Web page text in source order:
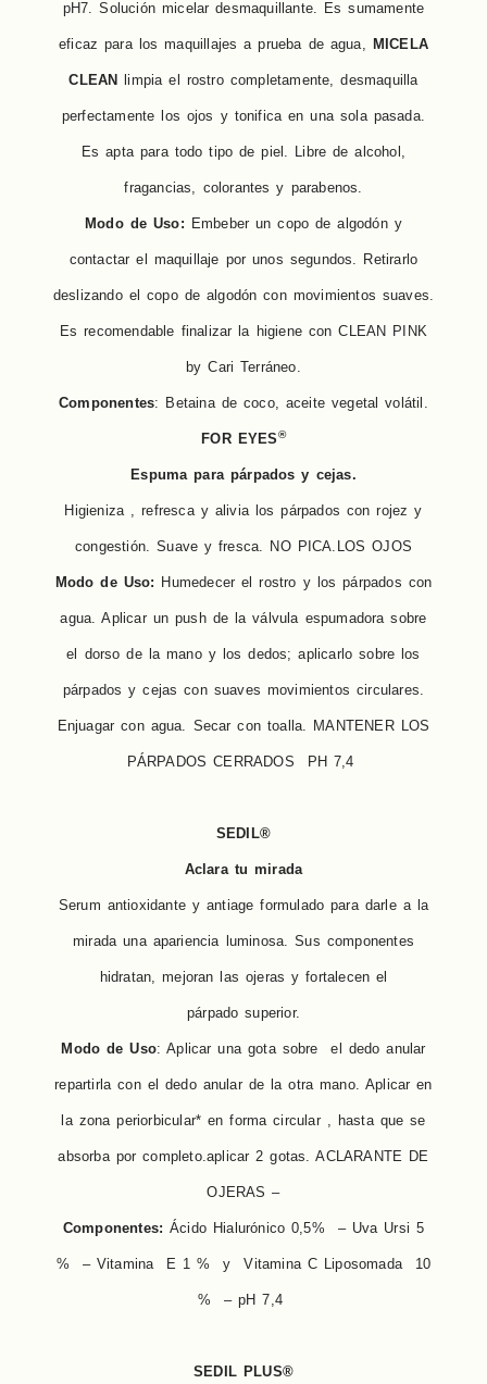
pH7. Solución micelar desmaquillante. Es sumamente
eficaz para los maquillajes a prueba de agua, MICELA
CLEAN limpia el rostro completamente, desmaquilla
perfectamente los ojos y tonifica en una sola pasada.
Es apta para todo tipo de piel. Libre de alcohol,
fragancias, colorantes y parabenos.
Modo de Uso: Embeber un copo de algodón y
contactar el maquillaje por unos segundos. Retirarlo
deslizando el copo de algodón con movimientos suaves.
Es recomendable finalizar la higiene con CLEAN PINK
by Cari Terráneo.
Componentes: Betaina de coco, aceite vegetal volátil.
FOR EYES®
Espuma para párpados y cejas.
Higieniza , refresca y alivia los párpados con rojez y
congestión. Suave y fresca. NO PICA.LOS OJOS
Modo de Uso: Humedecer el rostro y los párpados con
agua. Aplicar un push de la válvula espumadora sobre
el dorso de la mano y los dedos; aplicarlo sobre los
párpados y cejas con suaves movimientos circulares.
Enjuagar con agua. Secar con toalla. MANTENER LOS
PÁRPADOS CERRADOS PH 7,4
SEDIL®
Aclara tu mirada
Serum antioxidante y antiage formulado para darle a la
mirada una apariencia luminosa. Sus componentes
hidratan, mejoran las ojeras y fortalecen el
párpado superior.
Modo de Uso: Aplicar una gota sobre el dedo anular
repartirla con el dedo anular de la otra mano. Aplicar en
la zona periorbicular* en forma circular , hasta que se
absorba por completo.aplicar 2 gotas. ACLARANTE DE
OJERAS –
Componentes:Ácido Hialurónico 0,5% – Uva Ursi 5
% – Vitamina E 1 % y Vitamina C Liposomada 10
% – pH 7,4
SEDIL PLUS®